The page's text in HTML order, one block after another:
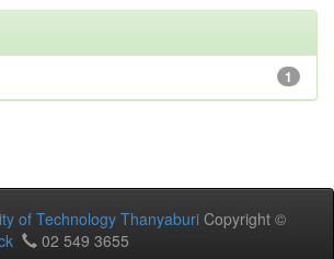
1
of Technology Thanyaburi Copyright ©
02 549 3655